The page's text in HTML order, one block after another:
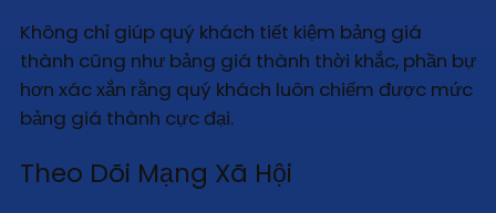
Không chỉ giúp quý khách tiết kiệm bảng giá
thành cũng như bảng giá thành thời khắc, phần bự
hơn xác xắn rằng quý khách luôn chiếm được mức
bảng giá thành cực đại.
Theo Dõi Mạng Xã Hội